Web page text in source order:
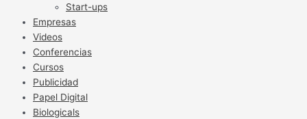
Start-ups
Empresas
Videos
Conferencias
Cursos
Publicidad
Papel Digital
Biologicals